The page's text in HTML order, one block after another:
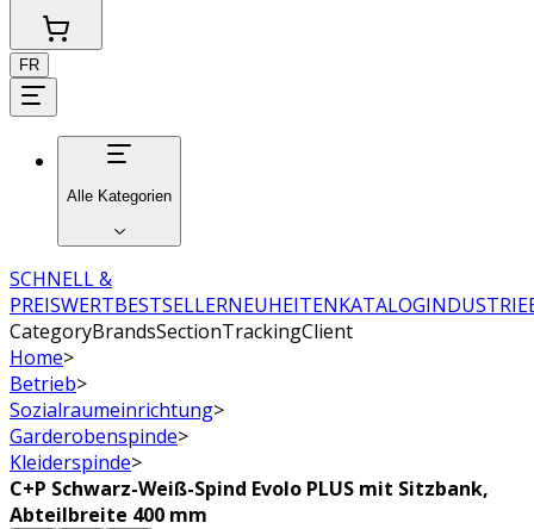
FR
Alle Kategorien
SCHNELL &
PREISWERTBESTSELLERNEUHEITENKATALOG
CategoryBrandsSectionTrackingClient
Home>
Betrieb>
Sozialraumeinrichtung>
Garderobenspinde>
Kleiderspinde>
C+P Schwarz-Weiß-Spind Evolo PLUS mit Sitzbank,
Abteilbreite 400 mm